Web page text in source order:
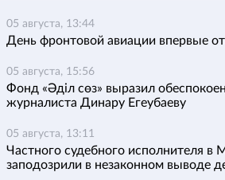
05 августа, 13:44
День фронтовой авиации впервые
05 августа, 15:56
Фонд «Әділ сөз» выразил
журналиста Динару Егеубаеву
05 августа, 13:11
Частного судебного исполнителя в
заподозрили в незаконном выводе